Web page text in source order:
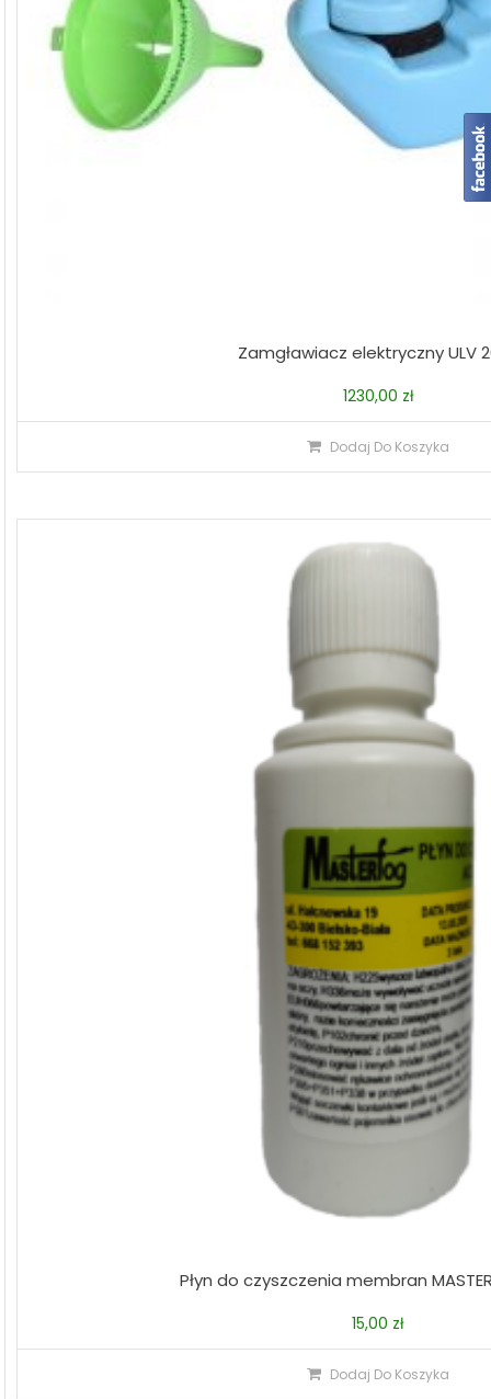
Zamgławiacz elektryczny ULV
1230,00 zł
Dodaj Do Koszyka
Płyn do czyszczenia membran
15,00 zł
Dodaj Do Koszyka